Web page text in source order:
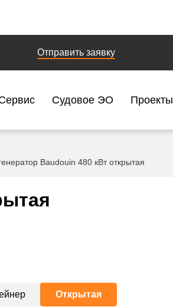
Отправить заявку
Судовое ЭО Проекты
Baudouin 480 кВт открытая
Открытая